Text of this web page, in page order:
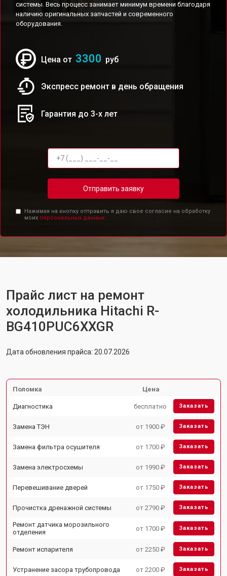
системы. Весь процесс занимает минимум времени благодаря
наличию оригинальных запчастей и современного
оборудования.
Цена от 3300 руб
Экспресс ремонт в день обращения
Гарантия до 3-х лет
Отправить заявку
Нажимая на кнопку отправить я даю свое согласие на обработку
моих персональных данных.
Прайс лист на ремонт
холодильника Hitachi R-
BG410PUC6XXGR
Дата обновления прайса: 20.07.2026
Поломка Цена
Диагностика бесплатно Заказать
Замена ТЭН от 1900 ₽ Заказать
Замена фильтра осушителя от 1700 ₽ Заказать
Замена электросхемы от 1990 ₽ Заказать
Перевешивание дверей от 1750 ₽ Заказать
Прочистка дренажной системы от 2790 ₽ Заказать
Ремонт датчика морозильного
отделения
от 1700 ₽ Заказать
Ремонт испарителя от 2250 ₽ Заказать
Устранение засора трубопровода от 2200 ₽ Заказать